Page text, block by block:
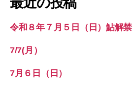
令和８年７月５日（日）鮎解禁
7/7(月）
7月６日（日）